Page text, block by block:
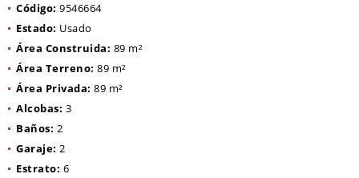
Código: 9546664
Estado: Usado
Área Construida: 89 m²
Área Terreno: 89 m²
Área Privada: 89 m²
Alcobas: 3
Baños: 2
Garaje: 2
Estrato: 6